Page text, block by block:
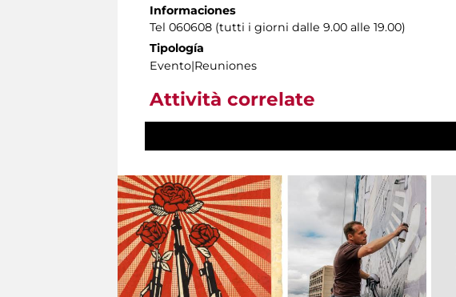
Informaciones
Tel 060608 (tutti i giorni dalle 9.00 alle 19.00)
Tipología
Evento|Reuniones
Attività correlate